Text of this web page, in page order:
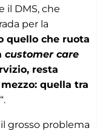
il DMS, che
per la
quello che ruota
customer care
resta
quella tra
“.
grosso problema